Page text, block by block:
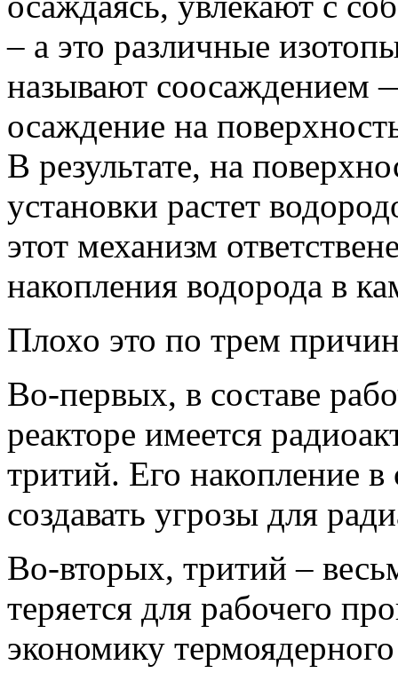
– а это различные
называют соосаждением
осаждение на
В результате, на
установки растет
этот механизм
накопления водорода в
Плохо это по трем
Во-первых, в составе
реакторе имеется
тритий. Его накопление в
создавать угрозы для
Во-вторых, тритий –
теряется для рабочего
экономику